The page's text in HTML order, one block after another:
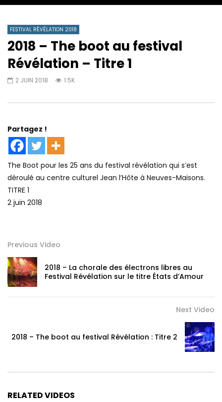
FESTIVAL RÉVÉLATION 2018
2018 – The boot au festival
Révélation – Titre 1
2 JUIN 2018 1.5K
Partagez !
The Boot pour les 25 ans du festival révélation qui s’est
déroulé au centre culturel Jean l’Hôte à Neuves-Maisons.
TITRE 1
2 juin 2018
Previous Video
2018 – La chorale des électrons libres au
Festival Révélation sur le titre États d’Amour
Next Video
2018 – The boot au festival Révélation : Titre 2
RELATED VIDEOS